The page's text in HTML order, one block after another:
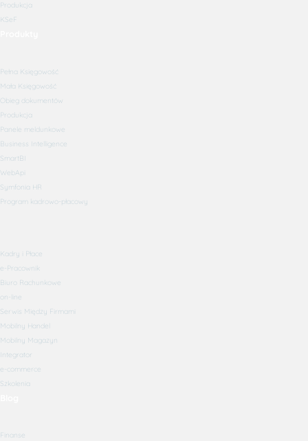
Produkcja
KSeF
Pełna Księgowość
Mała Księgowość
Obieg dokumentów
Produkcja
Panele meldunkowe
Business Intelligence
SmartBI
WebApi
Symfonia HR
Program kadrowo-płacowy
Kadry i Płace
e-Pracownik
Biuro Rachunkowe
on-line
Serwis Między Firmami
Mobilny Handel
Mobilny Magazyn
Integrator
e-commerce
Szkolenia
Finanse